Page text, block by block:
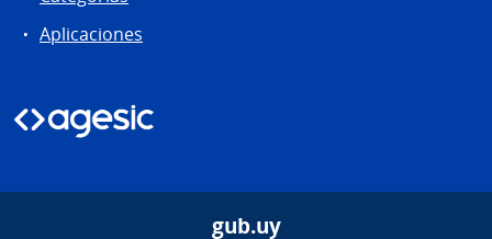
Aplicaciones
gub.uy